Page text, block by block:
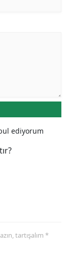
ediyorum
tartışalım *